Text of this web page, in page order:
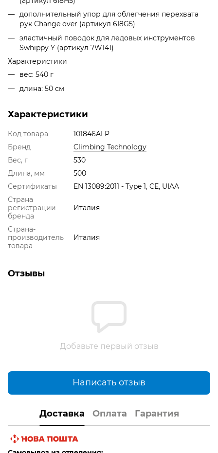
дополнительный упор для облегчения перехвата
рук Change over (артикул 6I8G5)
эластичный поводок для ледовых инструментов
Swhippy Y (артикул 7W141)
Характеристики
вес: 540 г
длина: 50 см
Характеристики
Код товара
101846ALP
Бренд
Climbing Technology
Вес, г
530
Длина, мм
500
Сертификаты
EN 13089:2011 - Type 1, CE, UIAA
Страна
регистрации
бренда
Италия
Страна-
производитель
товара
Италия
Отзывы
Добавьте первый отзыв
Написать отзыв
Доставка Оплата Гарантия